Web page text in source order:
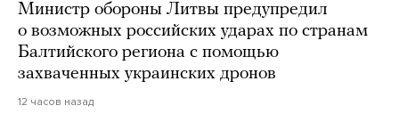
Министр обороны Литвы предупредил
о возможных российских ударах по странам
Балтийского региона с помощью
захваченных украинских дронов
12 часов назад